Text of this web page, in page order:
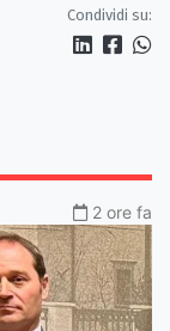
Condividi su:
2 ore fa